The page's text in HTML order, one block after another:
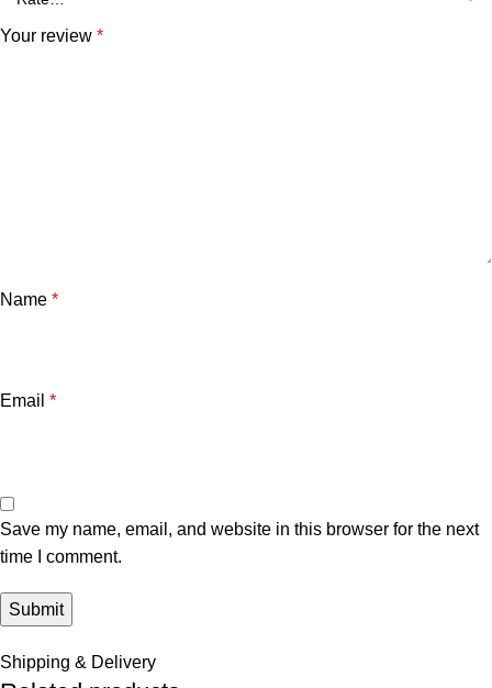
Your review *
Name *
Email *
Save my name, email, and website in this browser for the next
time I comment.
Shipping & Delivery